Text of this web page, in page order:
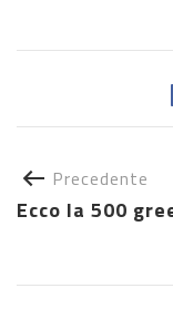
Precedente
Ecco la 500